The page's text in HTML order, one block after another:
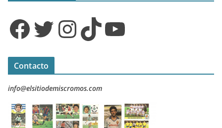
Facebook Twitter InstagramTikTok YouTube
Contacto
info@elsitiodemiscromos.com